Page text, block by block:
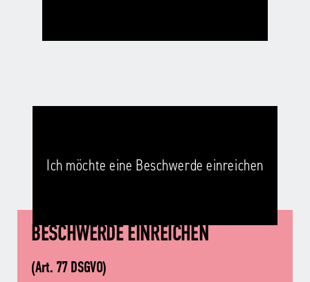
Ich möchte eine Beschwerde einreichen
BESCHWERDE EINREICHEN
(Art. 77 DSGVO)